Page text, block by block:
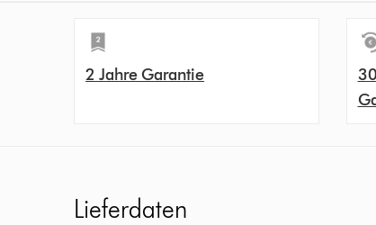
2 Jahre Garantie
Lieferdaten